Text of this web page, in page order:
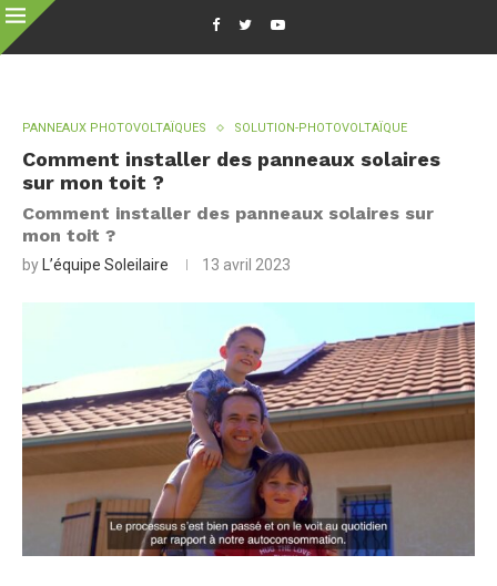
PANNEAUX PHOTOVOLTAÏQUES SOLUTION-PHOTOVOLTAÏQUE
Comment installer des panneaux solaires
sur mon toit ?
Comment installer des panneaux solaires sur
mon toit ?
by L’équipe Soleilaire 13 avril 2023